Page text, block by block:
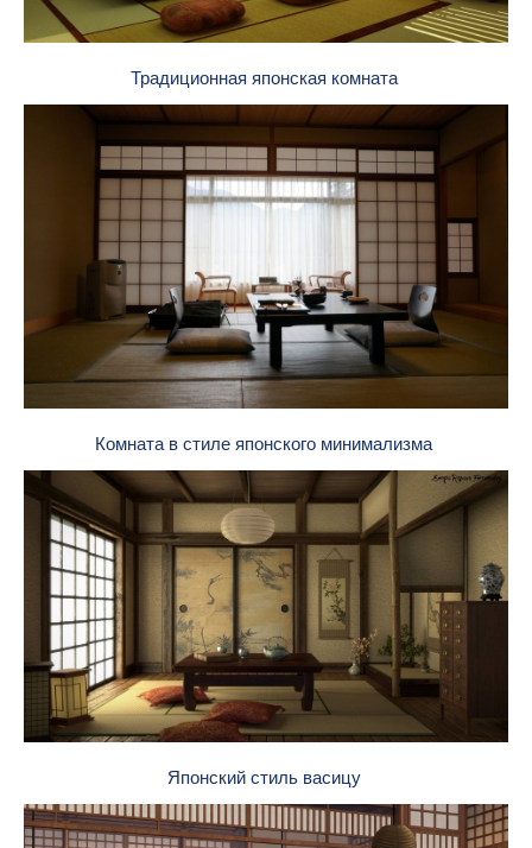
Традиционная японская комната
Комната в стиле японского минимализма
Японский стиль васицу